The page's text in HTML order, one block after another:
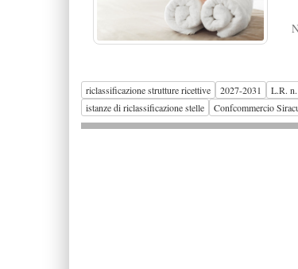
riclassificazione strutture ricettive 2027-2031 L.R.
istanze di riclassificazione stelle
Confcommercio